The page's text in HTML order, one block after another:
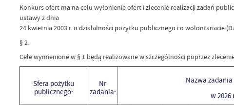
Konkurs ofert ma na celu wyłonienie ofert i zlecenie realizacji zadań
ustawy z dnia
24 kwietnia 2003 r. o działalności pożytku publicznego i o wolontariacie
§ 2.
Cele wymienione w § 1 będą realizowane w szczególności poprzez
Sfera pożytku
publicznego:
Nr
zadania:
Nazwa
w 2026